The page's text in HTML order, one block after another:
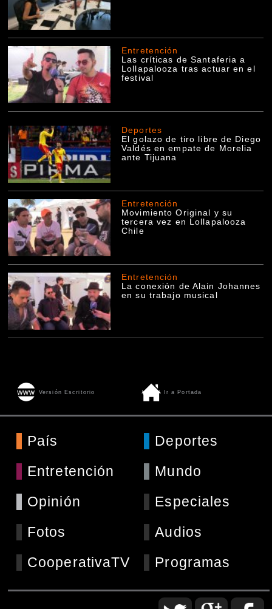
Entretención
Las críticas de Santaferia a
Lollapalooza tras actuar en el
festival
Deportes
El golazo de tiro libre de Diego
Valdés en empate de Morelia
ante Tijuana
Entretención
Movimiento Original y su
tercera vez en Lollapalooza
Chile
Entretención
La conexión de Alain Johannes
en su trabajo musical
Versión Escritorio Ir a Portada
País
Deportes
Entretención
Mundo
Opinión
Especiales
Fotos
Audios
CooperativaTV
Programas